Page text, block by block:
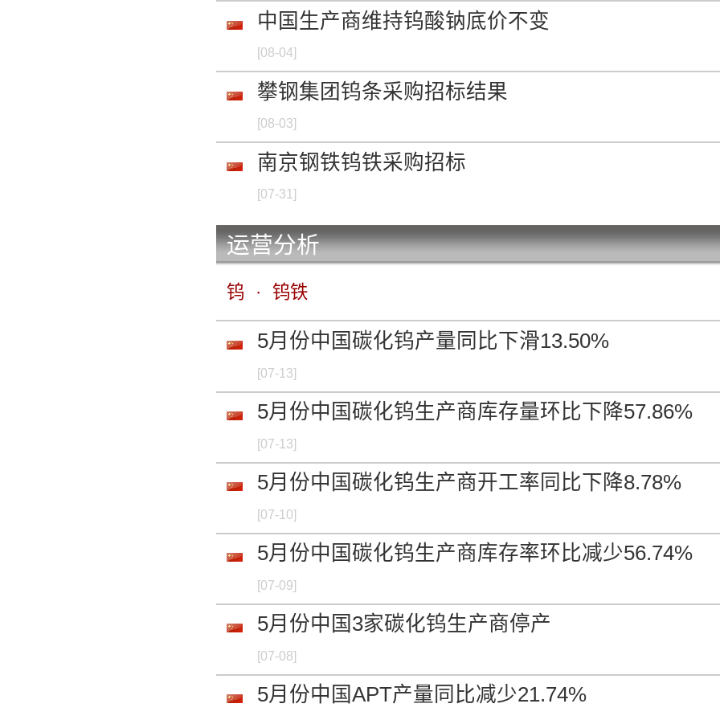
钨条 W-4 99.9%min 中国离岸
- - 0.00% 0.00%
- -
碳化钨粉 99.8%min 2.5-7.0μm 中国出厂
- - 0.00% 0.00%
碳化钨粉 99.8%min 2.5-7.0μm 中国离岸
-
废钨 磨屑料 W 70%min, Co 5%min 中国未税交到
-
废钨 数控刀片 70%min 中国未税交到
废钨 钻头 88%min 中国未税交到
- - 0.00% 0.00%
中国生产商维持钨酸钠底价不变
[08-04]
攀钢集团钨条采购招标结果
[08-03]
南京钢铁钨铁采购招标
[07-31]
运营分析
钨 · 钨铁
5月份中国碳化钨产量同比下滑13.50%
[07-13]
5月份中国碳化钨生产商库存量环比下降57.86%
[07-13]
5月份中国碳化钨生产商开工率同比下降8.78%
[07-10]
5月份中国碳化钨生产商库存率环比减少56.74%
[07-09]
5月份中国3家碳化钨生产商停产
[07-08]
5月份中国APT产量同比减少21.74%